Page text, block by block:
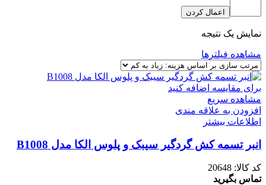
اعمال کردن
نمایش یک نتیجه
مشاهده فیلترها
برای مقایسه اضافه کنید
مشاهده سریع
افزودن به علاقه مندی
اطلاعات بیشتر
انبر تسمه کش گردگير سيبک و پلوس الکا مدل B1008
کد کالا: 20648
تماس بگیرید